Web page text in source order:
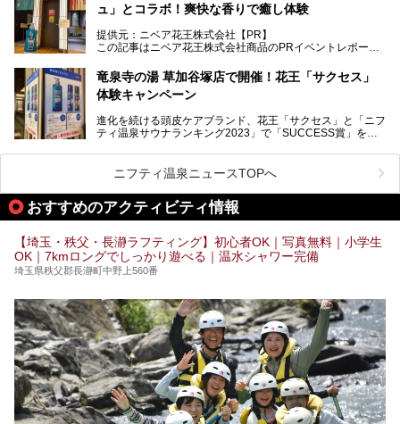
紹介しちゃいます！
提供元：ニベア花王株式会社【PR】
この記事はニベア花王株式会社商品のPRイベントレポート
ュ」とコラボ！爽快な香りで癒し体験
提供元：ニベア花王株式会社【PR】
この記事はニベア花王株式会社商品のPRイベントレポート
ーーー
注目のボディウォッシュアイテム「８ｘ４ＭＥＮ 薬用ボデ
全国総合2位にランクインした人気温浴施設「竜泉寺の湯 草
加谷塚店」がコラボイベントを期間限定で開催中ということ
気になるその内容をチェックしてきました！
竜泉寺の湯 草加谷塚店で開催！花王「サクセス」
体験キャンペーン
進化を続ける頭皮ケアブランド、花王「サクセス」と「ニフ
ティ温泉サウナランキング2023」で「SUCCESS賞」を獲
ベントを開催。
早速訪問し、気になるその内容を取材してきました！
───
提供元：花王株式会社【PR】
す。
ニフティ温泉ニュースTOPへ
おすすめのアクティビティ情報
【埼玉・秩父・長瀞ラフティング】初心者OK｜写真無料｜小学生
OK｜7kmロングでしっかり遊べる｜温水シャワー完備
埼玉県秩父郡長瀞町中野上560番